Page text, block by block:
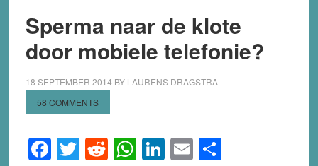
Sperma naar de klote
door mobiele telefonie?
18 SEPTEMBER 2014 BY LAURENS DRAGSTRA
58 COMMENTS
Facebook
Twitter
Reddit
WhatsApp
LinkedIn
EmailShare